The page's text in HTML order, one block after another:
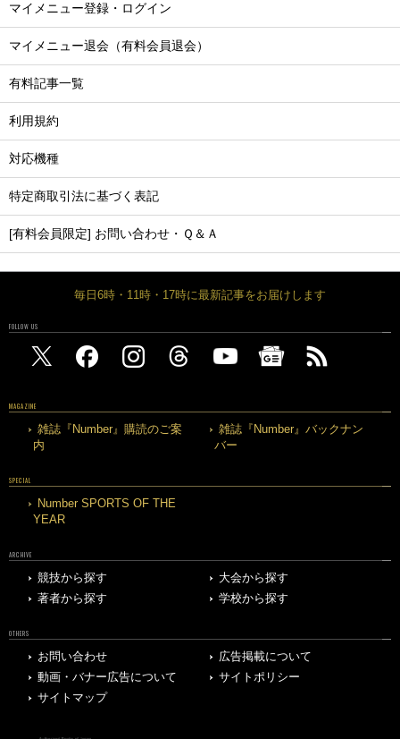
マイメニュー登録・ログイン
マイメニュー退会（有料会員退会）
有料記事一覧
利用規約
対応機種
特定商取引法に基づく表記
[有料会員限定] お問い合わせ・Ｑ＆Ａ
毎日6時・11時・17時に最新記事をお届けします
FOLLOW US
MAGAZINE
雑誌『Number』購読のご案
内
雑誌『Number』バックナン
バー
SPECIAL
Number SPORTS OF THE
YEAR
ARCHIVE
競技から探す
大会から探す
著者から探す
学校から探す
OTHERS
お問い合わせ
広告掲載について
動画・バナー広告について
サイトポリシー
サイトマップ